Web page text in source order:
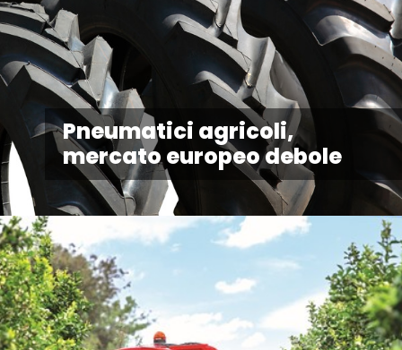
Pneumatici agricoli,
mercato europeo debole